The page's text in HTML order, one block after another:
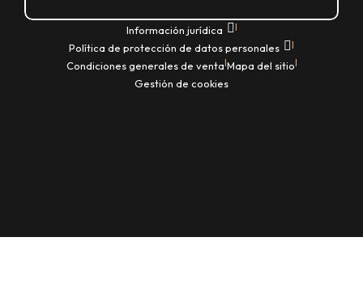
Información jurídica |
Política de protección de datos personales |
Condiciones generales de venta|Mapa del sitio|
Gestión de cookies